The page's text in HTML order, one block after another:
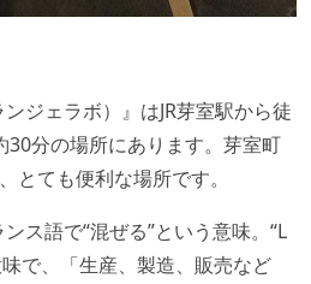
ジェラボ）』はJR芽室駅から徒
30分の場所にあります。芽室町
とても便利な場所です。
ス語で“混ぜる”という意味。“L
で、「生産、製造、販売など